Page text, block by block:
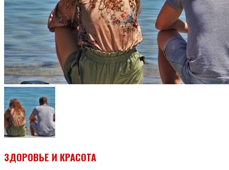
ЗДОРОВЬЕ И КРАСОТА